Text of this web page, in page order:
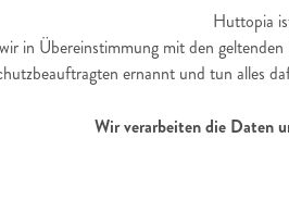
Huttopia
in Übereinstimmung mit den
ernannt und tun alles
Wir verarbeiten die Daten